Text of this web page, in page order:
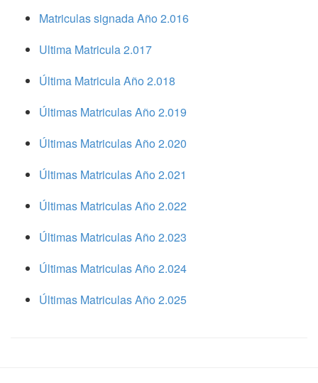
Matriculas signada Año 2.016
Ultima Matricula 2.017
Última Matricula Año 2.018
Últimas Matriculas Año 2.019
Últimas Matriculas Año 2.020
Últimas Matriculas Año 2.021
Últimas Matriculas Año 2.022
Últimas Matriculas Año 2.023
Últimas Matriculas Año 2.024
Últimas Matriculas Año 2.025